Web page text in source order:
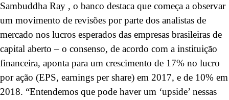
Sambuddha Ray , o banco destaca que começa a observar
um movimento de revisões por parte dos analistas de
mercado nos lucros esperados das empresas brasileiras de
capital aberto – o consenso, de acordo com a instituição
financeira, aponta para um crescimento de 17% no lucro
por ação (EPS, earnings per share) em 2017, e de 10% em
2018. “Entendemos que pode haver um ‘upside’ nessas